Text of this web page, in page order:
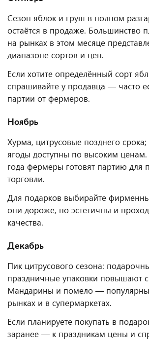
Сезон яблок и груш в полном
остаётся в продаже. Большинство
на рынках в этом месяце
диапазоне сортов и цен.
Если хотите определённый сорт
спрашивайте у продавца — часто
партии от фермеров.
Ноябрь
Хурма, цитрусовые позднего
ягоды доступны по высоким
года фермеры готовят партию для
торговли.
Для подарков выбирайте
они дороже, но эстетичны и
качества.
Декабрь
Пик цитрусового сезона:
праздничные упаковки повышают
Мандарины и помело —
рынках и в супермаркетах.
Если планируете покупать в
заранее — к праздникам цены и